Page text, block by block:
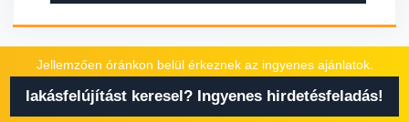
Jellemzően óránkon belül érkeznek az ingyenes ajánlatok.
lakásfelújítást keresel? Ingyenes hirdetésfeladás!